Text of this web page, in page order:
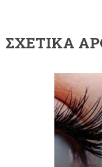
ΣΧΕΤΙΚΆ